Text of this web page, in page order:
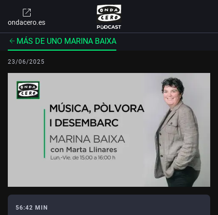
ondacero.es
MÁS DE UNO MARINA BAIXA
23/06/2025
56:42 MIN